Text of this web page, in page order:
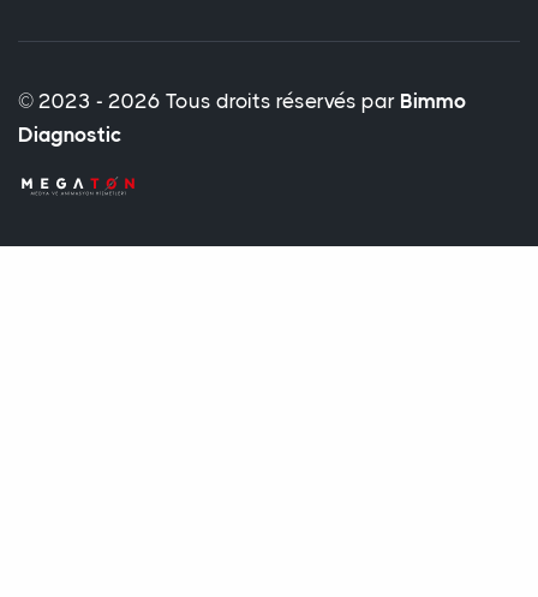
© 2023 - 2026 Tous droits réservés par Bimmo
Diagnostic